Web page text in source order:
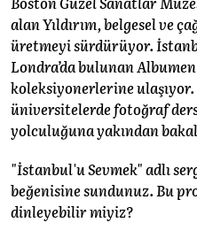
alan Yıldırım, belgesel ve
üretmeyi sürdürüyor.
Londra’da bulunan
koleksiyonerlerine ulaşıyor.
üniversitelerde fotoğraf
yolculuğuna yakından
"İstanbul'u Sevmek" adlı
beğenisine sundunuz. Bu
dinleyebilir miyiz?